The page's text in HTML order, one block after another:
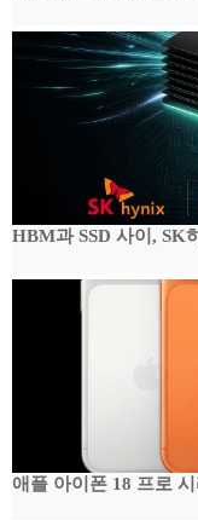
HBM과 SSD 사이, SK
애플 아이폰 18 프로